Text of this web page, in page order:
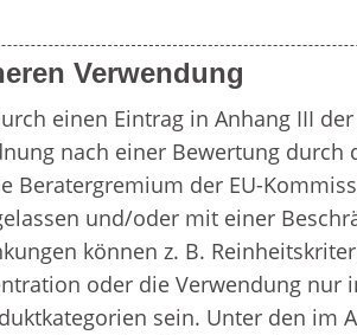
Verwendung
einen Eintrag in Anhang III der
nach einer Bewertung durch
Beratergremium der EU-
und/oder mit einer
können z. B.
oder die Verwendung nur
sein. Unter den im